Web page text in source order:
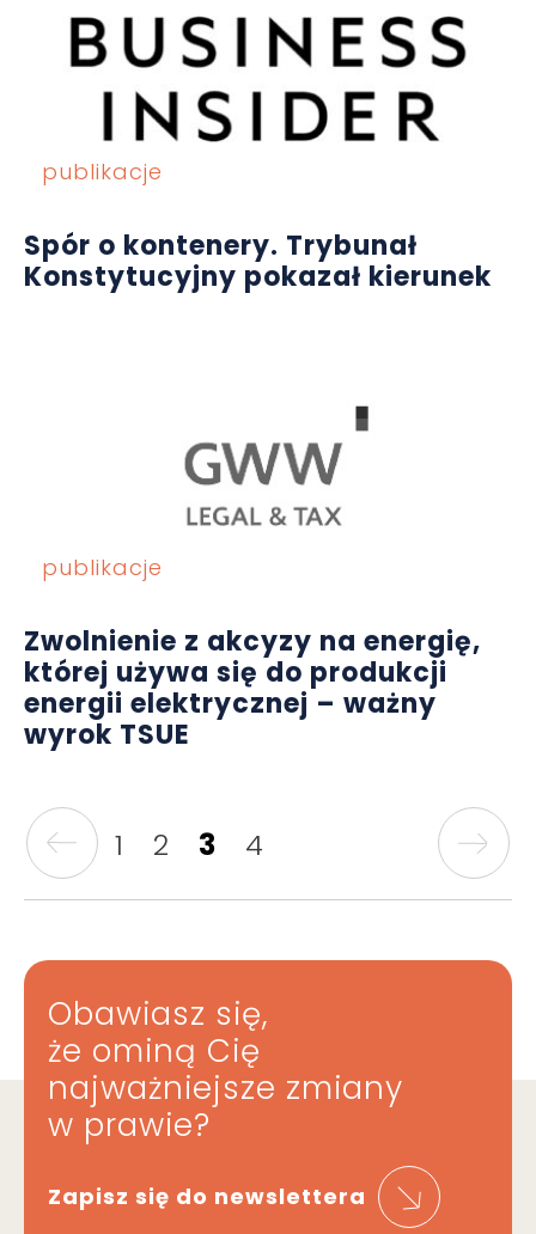
publikacje
Spór o kontenery. Trybunał
Konstytucyjny pokazał kierunek
publikacje
Zwolnienie z akcyzy na energię,
której używa się do produkcji
energii elektrycznej – ważny
wyrok TSUE
1 2 3 4
Obawiasz się,
że ominą Cię
najważniejsze zmiany
w prawie?
Zapisz się do newslettera